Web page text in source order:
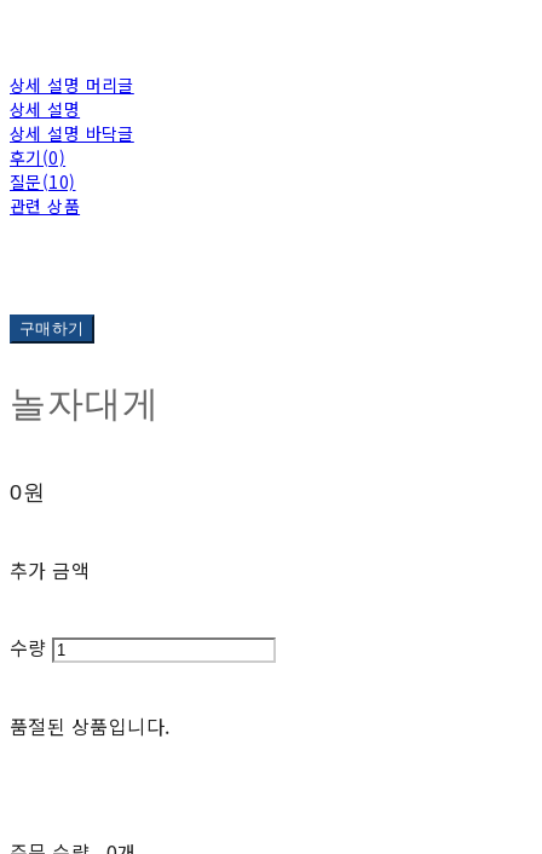
상세 설명 머리글
상세 설명
상세 설명 바닥글
후기(0)
질문(10)
관련 상품
구매하기
놀자대게
0원
추가 금액
수량
품절된 상품입니다.